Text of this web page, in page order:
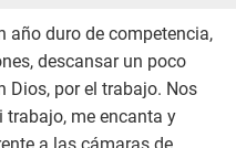
año duro de competencia,
descansar un poco
Dios, por el trabajo. Nos
me encanta y